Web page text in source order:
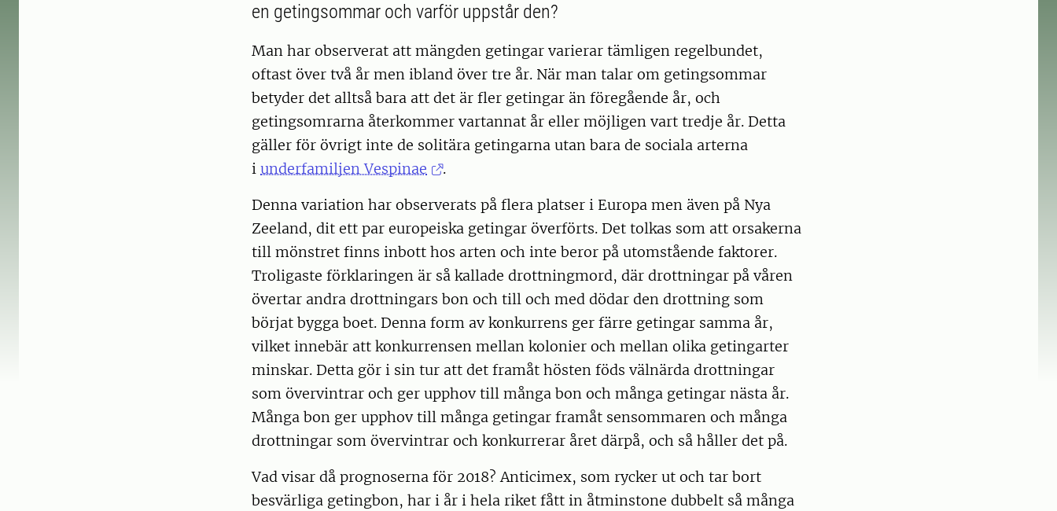
en getingsommar och varför uppstår den?
Man har observerat att mängden getingar varierar tämligen regelbundet,
oftast över två år men ibland över tre år. När man talar om getingsommar
betyder det alltså bara att det är fler getingar än föregående år, och
getingsomrarna återkommer vartannat år eller möjligen vart tredje år. Detta
gäller för övrigt inte de solitära getingarna utan bara de sociala arterna
i underfamiljen Vespinae
.
Denna variation har observerats på flera platser i Europa men även på Nya
Zeeland, dit ett par europeiska getingar överförts. Det tolkas som att orsakerna
till mönstret finns inbott hos arten och inte beror på utomstående faktorer.
Troligaste förklaringen är så kallade drottningmord, där drottningar på våren
övertar andra drottningars bon och till och med dödar den drottning som
börjat bygga boet. Denna form av konkurrens ger färre getingar samma år,
vilket innebär att konkurrensen mellan kolonier och mellan olika getingarter
minskar. Detta gör i sin tur att det framåt hösten föds välnärda drottningar
som övervintrar och ger upphov till många bon och många getingar nästa år.
Många bon ger upphov till många getingar framåt sensommaren och många
drottningar som övervintrar och konkurrerar året därpå, och så håller det på.
Vad visar då prognoserna för 2018? Anticimex, som rycker ut och tar bort
besvärliga getingbon, har i år i hela riket fått in åtminstone dubbelt så många